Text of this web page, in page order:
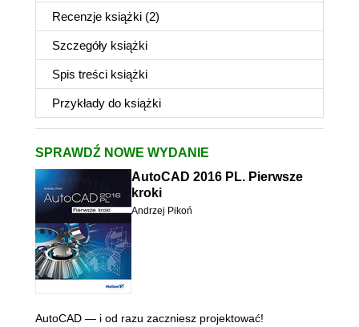
Recenzje książki (2)
Szczegóły książki
Spis treści książki
Przykłady do książki
SPRAWDŹ NOWE WYDANIE
AutoCAD 2016 PL. Pierwsze
kroki
Andrzej Pikoń
AutoCAD — i od razu zaczniesz projektować!